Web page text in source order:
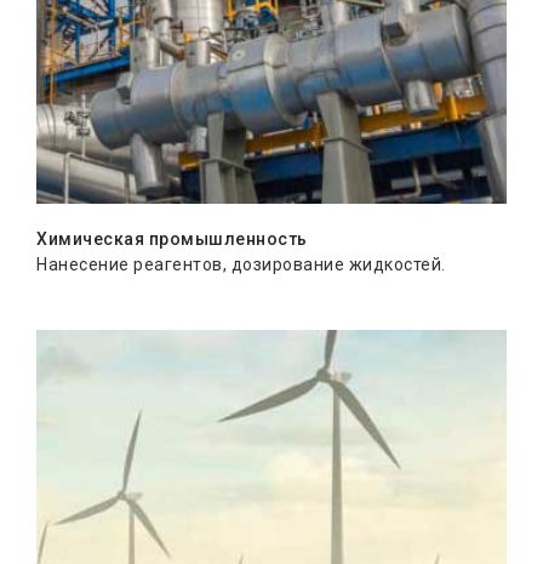
Химическая промышленность
Нанесение реагентов, дозирование жидкостей.